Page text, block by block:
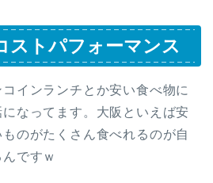
ストパフォーマンス
インランチとか安い食べ物に
なってます。大阪といえば安
のがたくさん食べれるのが自
ですｗ